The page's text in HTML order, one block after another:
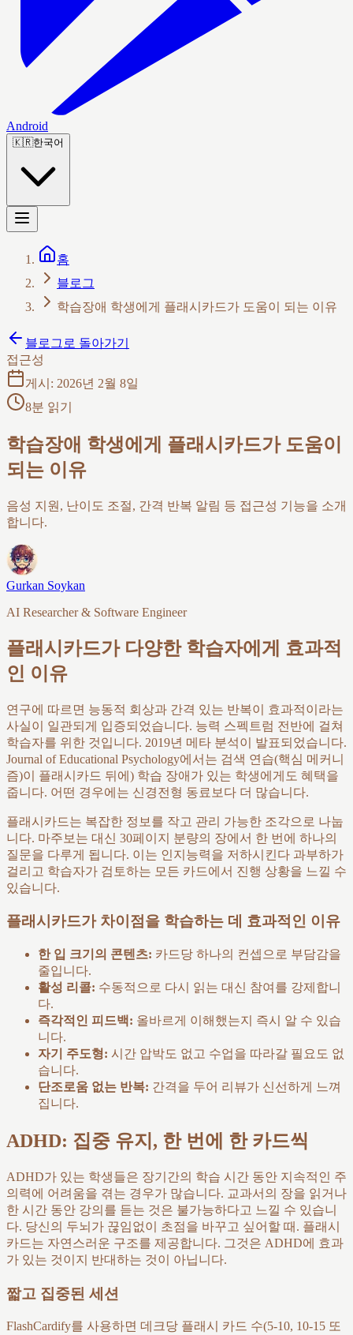
Android
🇰🇷한국어
홈
블로그
학습장애 학생에게 플래시카드가 도움이 되는 이유
블로그로 돌아가기
접근성
게시 : 2026년 2월 8일
8분 읽기
학습장애 학생에게 플래시카드가 도움이
되는 이유
음성 지원, 난이도 조절, 간격 반복 알림 등 접근성 기능을 소개
합니다.
Gurkan Soykan
AI Researcher & Software Engineer
플래시카드가 다양한 학습자에게 효과적
인 이유
연구에 따르면 능동적 회상과 간격 있는 반복이 효과적이라는
사실이 일관되게 입증되었습니다. 능력 스펙트럼 전반에 걸쳐
학습자를 위한 것입니다. 2019년 메타 분석이 발표되었습니다.
Journal of Educational Psychology에서는 검색 연습(핵심 메커니
즘)이 플래시카드 뒤에) 학습 장애가 있는 학생에게도 혜택을
줍니다. 어떤 경우에는 신경전형 동료보다 더 많습니다.
플래시카드는 복잡한 정보를 작고 관리 가능한 조각으로 나눕
니다. 마주보는 대신 30페이지 분량의 장에서 한 번에 하나의
질문을 다루게 됩니다. 이는 인지능력을 저하시킨다 과부하가
걸리고 학습자가 검토하는 모든 카드에서 진행 상황을 느낄 수
있습니다.
플래시카드가 차이점을 학습하는 데 효과적인 이유
한 입 크기의 콘텐츠: 카드당 하나의 컨셉으로 부담감을
줄입니다.
활성 리콜: 수동적으로 다시 읽는 대신 참여를 강제합니
다.
즉각적인 피드백: 올바르게 이해했는지 즉시 알 수 있습
니다.
자기 주도형: 시간 압박도 없고 수업을 따라갈 필요도 없
습니다.
단조로움 없는 반복: 간격을 두어 리뷰가 신선하게 느껴
집니다.
ADHD: 집중 유지, 한 번에 한 카드씩
ADHD가 있는 학생들은 장기간의 학습 시간 동안 지속적인 주
의력에 어려움을 겪는 경우가 많습니다. 교과서의 장을 읽거나
한 시간 동안 강의를 듣는 것은 불가능하다고 느낄 수 있습니
다. 당신의 두뇌가 끊임없이 초점을 바꾸고 싶어할 때. 플래시
카드는 자연스러운 구조를 제공합니다. 그것은 ADHD에 효과
가 있는 것이지 반대하는 것이 아닙니다.
짧고 집중된 세션
FlashCardify를 사용하면 데크당 플래시 카드 수(5-10, 10-15 또